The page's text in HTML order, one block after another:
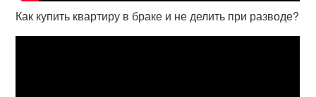
Как купить квартиру в браке и не делить при разводе?